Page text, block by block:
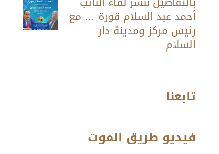
أحمد عبد السلام قورة … مع
رئيس مركز ومدينة دار
السلام
تابعنا
فيديو طريق الموت